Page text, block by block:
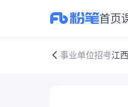
首页
事业单位招考江